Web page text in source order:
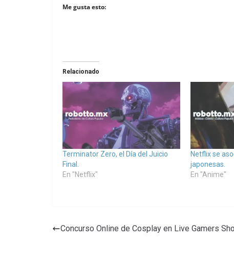
Me gusta esto:
Relacionado
Terminator Zero, el Día del Juicio
Final.
En "Netflix"
Netflix se
japonesas.
En "Anime"
Concurso Online de Cosplay en Live Gamers